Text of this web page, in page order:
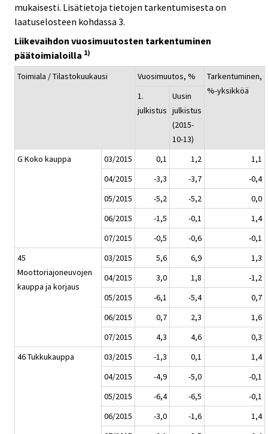
mukaisesti. Lisätietoja tietojen tarkentumisesta on
laatuselosteen kohdassa 3.
Liikevaihdon vuosimuutosten tarkentuminen
päätoimialoilla 1)
Toimiala / Tilastokuukausi Vuosimuutos, %
Tarkentuminen,
%-yksikköä
1.
julkistus
Uusin
julkistus
(2015-
10-13)
G Koko kauppa
03/2015 0,1 1,2
1,1
04/2015
-3,3 -3,7
-0,4
05/2015
-5,2 -5,2
0,0
06/2015
-1,5 -0,1
1,4
07/2015
-0,5 -0,6
-0,1
45
Moottoriajoneuvojen
kauppa ja korjaus
03/2015 5,6 6,9
1,3
04/2015
3,0 1,8
-1,2
05/2015
-6,1 -5,4
0,7
06/2015
0,7 2,3
1,6
07/2015
4,3 4,6
0,3
46 Tukkukauppa
03/2015 -1,3 0,1
1,4
04/2015
-4,9 -5,0
-0,1
05/2015
-6,4 -6,5
-0,1
06/2015
-3,0 -1,6
1,4